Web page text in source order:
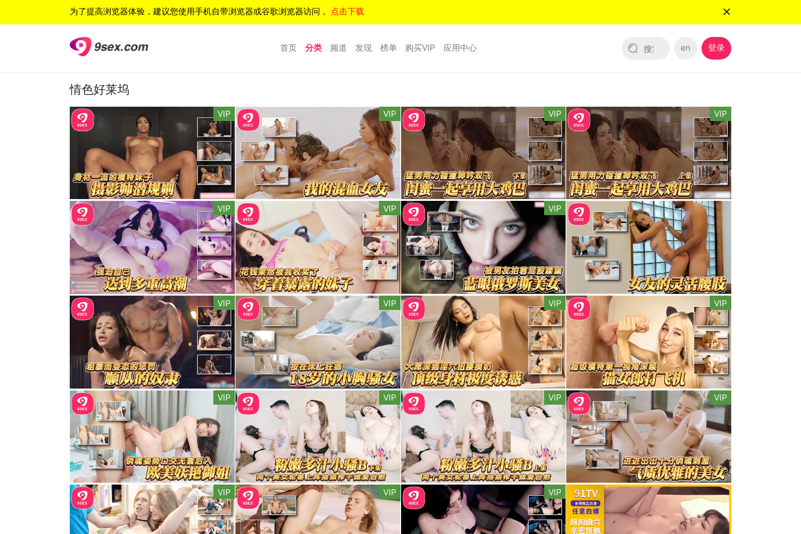
为了提高浏览器体验，建议您使用手机自带浏览器或谷歌浏览器访问， 点击下载
首页 分类 频道 发现 榜单 购买VIP 应用中心 en 登录
情色好莱坞
VIP VIP VIP VIP
VIP VIP VIP
VIP VIP VIP VIP
VIP VIP VIP VIP
VIP VIP VIP